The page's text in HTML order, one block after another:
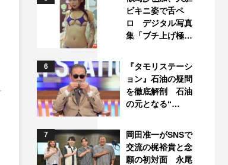
ビキニ姿で舌ペ
ロ デジタル写真
集「ブチ上げ極…
6
『タモリステーシ
ョン』石油の疑問
を徹底解剖 石油
の元となる“…
7
岡田准一がSNSで
交流の梶裕貴と念
願の初対面 永尾